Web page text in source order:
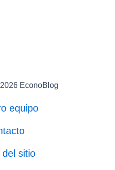
EconoBlog
equipo
sitio